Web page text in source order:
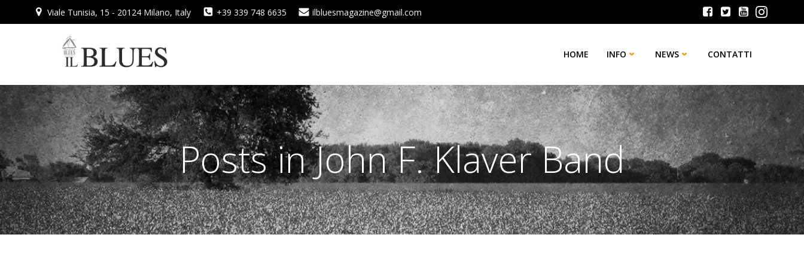
al
Viale Tunisia, 15 - 20124 Milano, Italy +39 339 748 6635 ilbluesmagazine@gmail.com
HOME INFO NEWS CONTATTI
Posts in John F. Klaver Band